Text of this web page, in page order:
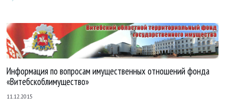
Информация по вопросам имущественных отношений фонда
«Витебскоблимущество»
11.12.2015